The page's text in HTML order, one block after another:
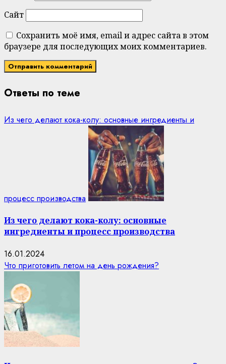
Сайт
Сохранить моё имя, email и адрес сайта в этом
браузере для последующих моих комментариев.
Ответы по теме
Из чего делают кока-колу: основные ингредиенты и
процесс производства
Из чего делают кока-колу: основные
ингредиенты и процесс производства
16.01.2024
Что приготовить летом на день рождения?